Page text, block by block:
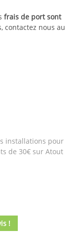
frais de port sont
contactez nous au
installations pour
de 30€ sur Atout
!